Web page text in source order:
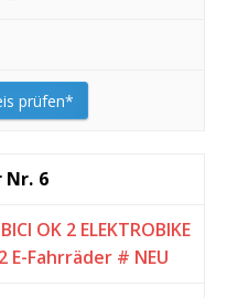
prüfen*
6